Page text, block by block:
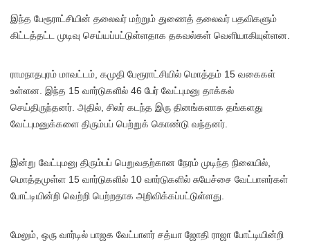
இந்த பேரூராட்சியின் தலைவர் மற்றும் துணைத் தலைவர் பதவிகளும்
கிட்டத்தட்ட முடிவு செய்யப்பட்டுள்ளதாக தகவல்கள் வெளியாகியுள்ளன.
ராமநாதபுரம் மாவட்டம், கமுதி பேரூராட்சியில் மொத்தம் 15 வகைகள்
உள்ளன. இந்த 15 வார்டுகளில் 46 பேர் வேட்புமனு தாக்கல்
செய்திருந்தனர். அதில், சிலர் கடந்த இரு தினங்களாக தங்களது
வேட்புமனுக்களை திரும்பப் பெற்றுக் கொண்டு வந்தனர்.
இன்று வேட்புமனு திரும்பப் பெறுவதற்கான நேரம் முடிந்த நிலையில்,
மொத்தமுள்ள 15 வார்டுகளில் 10 வார்டுகளில் சுயேச்சை வேட்பாளர்கள்
போட்டியின்றி வெற்றி பெற்றதாக அறிவிக்கப்பட்டுள்ளது.
மேலும், ஒரு வார்டில் பாஜக வேட்பாளர் சத்யா ஜோதி ராஜா போட்டியின்றி